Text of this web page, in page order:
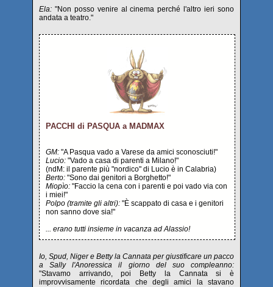
Ela: "Non posso venire al cinema perché l'altro ieri sono
andata a teatro."
PACCHI di PASQUA a MADMAX
GM: "A Pasqua vado a Varese da amici sconosciuti!"
Lucio: "Vado a casa di parenti a Milano!"
(ndM: il parente più "nordico" di Lucio è in Calabria)
Berto: "Sono dai genitori a Borghetto!"
Miopìo: "Faccio la cena con i parenti e poi vado via con
i miei!"
Polpo (tramite gli altri): "È scappato di casa e i genitori
non sanno dove sia!"
... erano tutti insieme in vacanza ad Alassio!
Io, Spud, Niger e Betty la Cannata per giustificare un pacco
a Sally l'Anoressica il giorno del suo compleanno:
"Stavamo arrivando, poi Betty la Cannata si è
improvvisamente ricordata che degli amici la stavano